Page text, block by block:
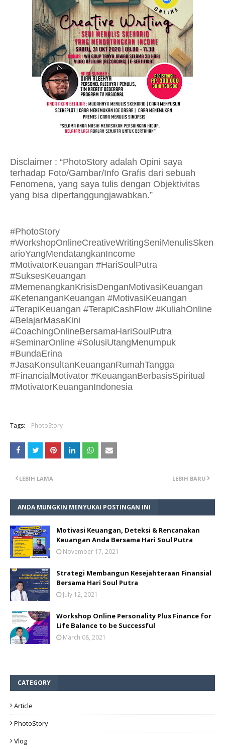
Disclaimer : “PhotoStory adalah Opini saya
terhadap Foto/Gambar/Info Grafis dari sebuah
Fenomena, yang saya tulis dengan Objektivitas
yang bisa dipertanggungjawabkan.”
#PhotoStory
#WorkshopOnlineCreativeWritingSeniMenulisSken
arioYangMendatangkanIncome
#MotivatorKeuangan #HariSoulPutra
#SuksesKeuangan
#MemenangkanKrisisDenganMotivasiKeuangan
#KetenanganKeuangan #MotivasiKeuangan
#TerapiKeuangan #TerapiCashFlow #KuliahOnline
#BelajarMasaKini
#CoachingOnlineBersamaHariSoulPutra
#SeminarOnline #SolusiUtangMenumpuk
#BundaErina
#JasaKonsultanKeuanganRumahTangga
#FinancialMotivator #KeuanganBerbasisSpiritual
#MotivatorKeuanganIndonesia
Tags: PhotoStory
LEBIH BARU
LEBIH LAMA
ANDA MUNGKIN MENYUKAI POSTINGAN INI
Motivasi Keuangan, Deteksi & Rencanakan
Keuangan Anda Bersama Hari Soul Putra
November 17, 2021
Strategi Membangun Kesejahteraan Finansial
Bersama Hari Soul Putra
July 12, 2021
Workshop Online Personality Plus Finance for
Life Balance to be Successful
March 08, 2021
CATEGORY
Article
PhotoStory
Vlog